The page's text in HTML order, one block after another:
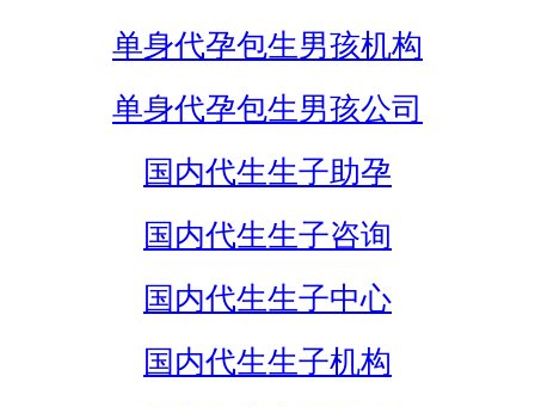
单身代孕包生男孩机构
单身代孕包生男孩公司
国内代生生子助孕
国内代生生子咨询
国内代生生子中心
国内代生生子机构